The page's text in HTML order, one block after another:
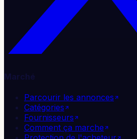
Marché
Parcourir les annonces
Catégories
Fournisseurs
Comment ça marche